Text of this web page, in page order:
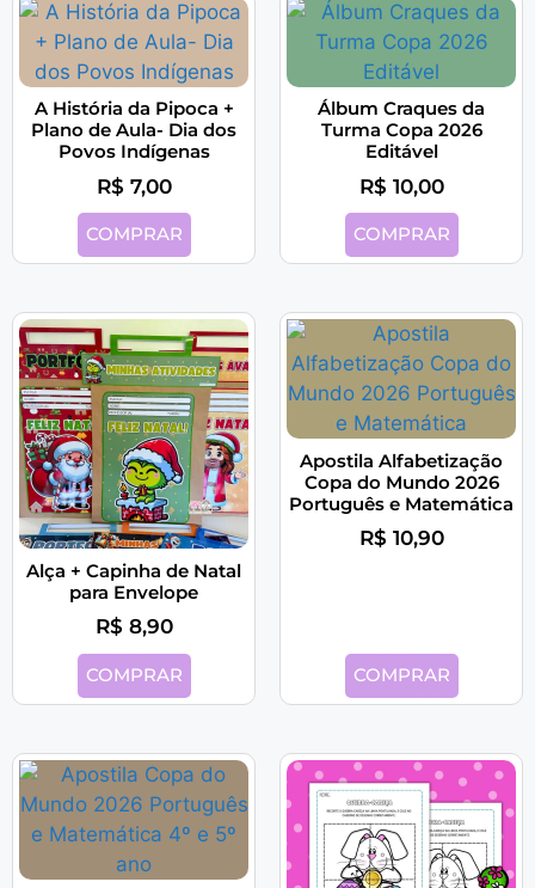
A História da Pipoca +
Plano de Aula- Dia dos
Povos Indígenas
R$ 7,00
COMPRAR
Álbum Craques da
Turma Copa 2026
Editável
R$ 10,00
COMPRAR
Alça + Capinha de Natal
para Envelope
R$ 8,90
COMPRAR
Apostila Alfabetização
Copa do Mundo 2026
Português e Matemática
R$ 10,90
COMPRAR